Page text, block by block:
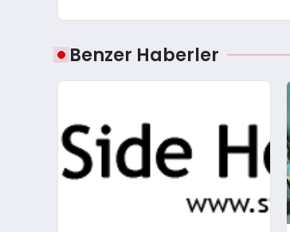
Benzer Haberler